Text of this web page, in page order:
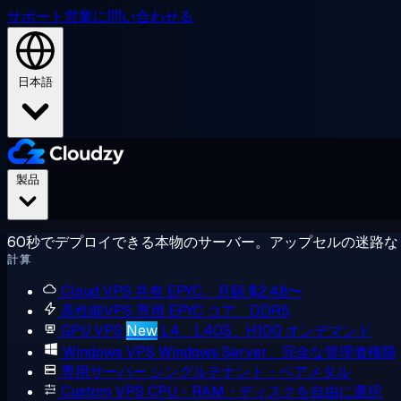
サポート営業に問い合わせる
日本語
60秒でデプロイできる本物のサーバー。アップセルの迷路
計算
Cloud VPS 共有 EPYC、月額 $2.48〜
高性能VPS 専用 EPYC コア、DDR5
GPU VPS New L4、L40S、H100 オンデマンド
Windows VPS Windows Server、完全な管理者権限
専用サーバー シングルテナント・ベアメタル
Custom VPS CPU・RAM・ディスクを自由に選択